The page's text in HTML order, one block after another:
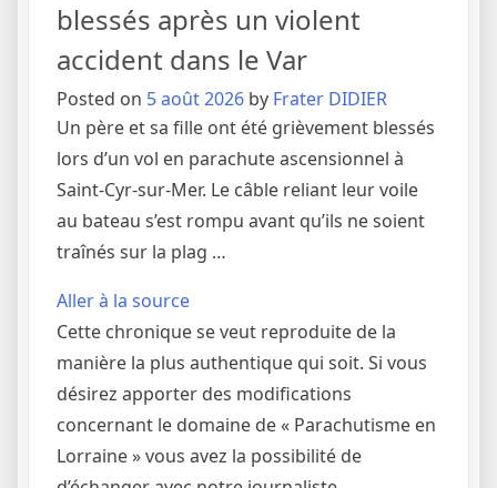
blessés après un violent
accident dans le Var
Posted on 5 août 2026 by Frater DIDIER
Un père et sa fille ont été grièvement blessés
lors d’un vol en parachute ascensionnel à
Saint-Cyr-sur-Mer. Le câble reliant leur voile
au bateau s’est rompu avant qu’ils ne soient
traînés sur la plag …
Aller à la source
Cette chronique se veut reproduite de la
manière la plus authentique qui soit. Si vous
désirez apporter des modifications
concernant le domaine de « Parachutisme en
Lorraine » vous avez la possibilité de